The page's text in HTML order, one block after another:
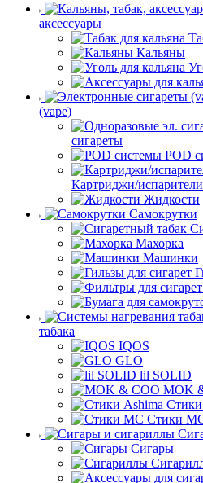
аксессуары
Кальяны
(vape)
сигареты
POD
Картриджи/
Жидкости
Самокрутки
Махорка
Машинки
табака
IQOS
GLO
lil SOLID
MOK
Стики
Сигары